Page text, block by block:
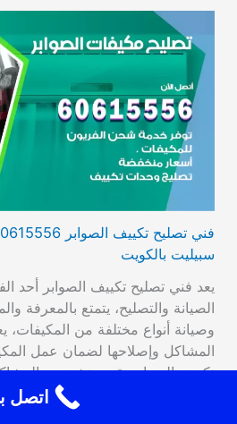
سبيليت بالكويت
يعد فني تصليح تكييف الصوابر أحد
الصيانة والتصليح، يتمتع بالمعرفة
وصيانة أنواع مختلفة من
المشاكل وإصلاحها لضمان عمل
تكييف الصوابر يقوم بتشخيص
المكيف وتحديد سبب العطل ويستخدم
والأجهزة لفحص المكيف وتحديد
اتصل